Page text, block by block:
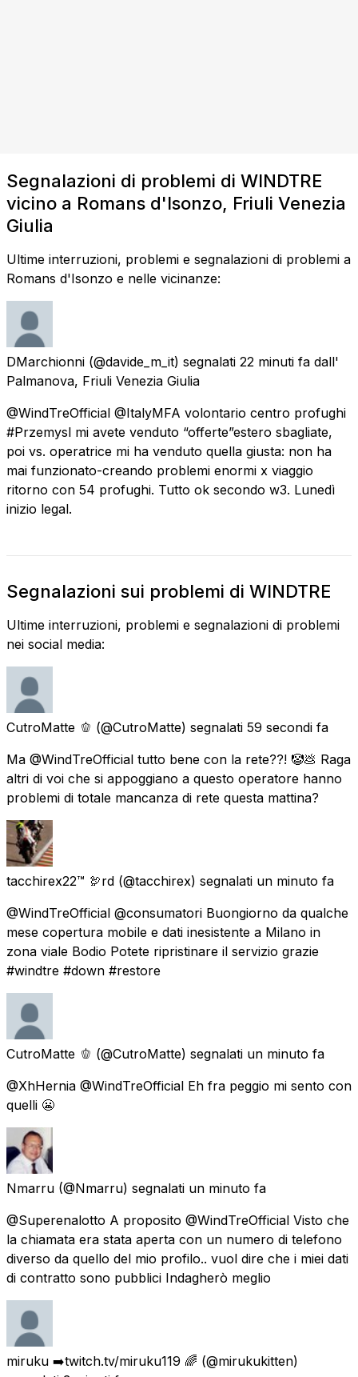
Segnalazioni di problemi di WINDTRE
vicino a Romans d'Isonzo, Friuli Venezia
Giulia
Ultime interruzioni, problemi e segnalazioni di problemi a
Romans d'Isonzo e nelle vicinanze:
DMarchionni (@davide_m_it) segnalati 22 minuti fa dall'
Palmanova, Friuli Venezia Giulia
@WindTreOfficial @ItalyMFA volontario centro profughi
#Przemysl mi avete venduto “offerte”estero sbagliate,
poi vs. operatrice mi ha venduto quella giusta: non ha
mai funzionato-creando problemi enormi x viaggio
ritorno con 54 profughi. Tutto ok secondo w3. Lunedì
inizio legal.
Segnalazioni sui problemi di WINDTRE
Ultime interruzioni, problemi e segnalazioni di problemi
nei social media:
CutroMatte 🫑 (@CutroMatte) segnalati 59 secondi fa
Ma @WindTreOfficial tutto bene con la rete??! 🤡💩 Raga
altri di voi che si appoggiano a questo operatore hanno
problemi di totale mancanza di rete questa mattina?
tacchirex22™ 🦃rd (@tacchirex) segnalati un minuto fa
@WindTreOfficial @consumatori Buongiorno da qualche
mese copertura mobile e dati inesistente a Milano in
zona viale Bodio Potete ripristinare il servizio grazie
#windtre #down #restore
CutroMatte 🫑 (@CutroMatte) segnalati un minuto fa
@XhHernia @WindTreOfficial Eh fra peggio mi sento con
quelli 😬
Nmarru (@Nmarru) segnalati un minuto fa
@Superenalotto A proposito @WindTreOfficial Visto che
la chiamata era stata aperta con un numero di telefono
diverso da quello del mio profilo.. vuol dire che i miei dati
di contratto sono pubblici Indagherò meglio
miruku ➡️twitch.tv/miruku119 🌈 (@mirukukitten)